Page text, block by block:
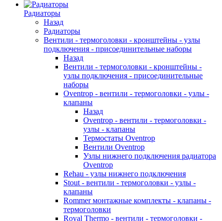
Радиаторы
Назад
Радиаторы
Вентили - термоголовки - кронштейны - узлы
подключения - присоединительные наборы
Назад
Вентили - термоголовки - кронштейны -
узлы подключения - присоединительные
наборы
Oventrop - вентили - термоголовки - узлы -
клапаны
Назад
Oventrop - вентили - термоголовки -
узлы - клапаны
Термостаты Oventrop
Вентили Oventrop
Узлы нижнего подключения радиатора
Oventrop
Rehau - узлы нижнего подключения
Stout - вентили - термоголовки - узлы -
клапаны
Rommer монтажные комплекты - клапаны -
термоголовки
Royal Thermo - вентили - термоголовки -